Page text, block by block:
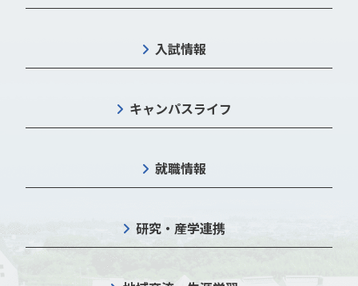
入試情報
キャンパスライフ
就職情報
研究・産学連携